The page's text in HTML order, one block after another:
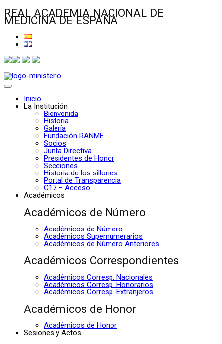
REAL ACADEMIA NACIONAL DE
MEDICINA DE ESPAÑA
Inicio
La Institución
Bienvenida
Historia
Galería
Fundación RANME
Socios
Junta Directiva
Presidentes de Honor
Secciones
Historia de los sillones
Portal de Transparencia
C17 – Acceso
Académicos
Académicos de Número
Académicos de Número
Académicos Supernumerarios
Académicos de Número Anteriores
Académicos Correspondientes
Académicos Corresp. Nacionales
Académicos Corresp. Honorarios
Académicos Corresp. Extranjeros
Académicos de Honor
Académicos de Honor
Sesiones y Actos